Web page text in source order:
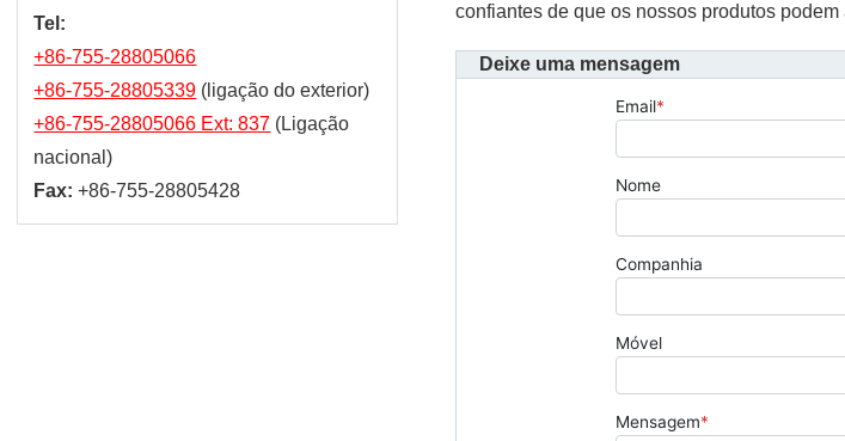
confiantes de que os nossos produtos
Deixe uma mensagem
Tel:
+86-755-28805066
+86-755-28805339 (ligação do exterior)
+86-755-28805066 Ext: 837 (Ligação
nacional)
Fax: +86-755-28805428